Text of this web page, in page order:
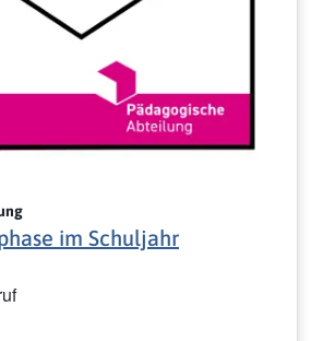
im Schuljahr